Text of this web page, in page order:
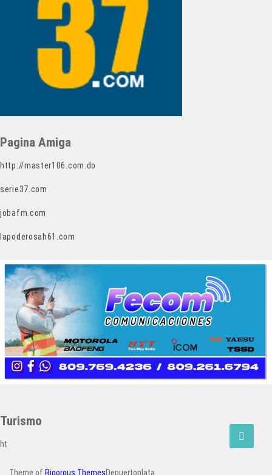
Pagina Amiga
http://master106.com.do
serie37.com
jobafm.com
lapoderosah61.com
Turismo
ht
Theme of Rigorous ThemesDepuertoplata